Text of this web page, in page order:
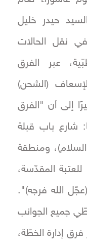
السيد حيدر خليل
نقل الحالات
عبر الفرق
(الشحن)
إلى أن "الفرق
شارع باب قبلة
ومنطقة
المقدّسة،
الله فرجه)".
جميع الجوانب
إدارة الخطّة،